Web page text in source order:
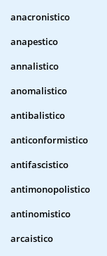
anacronistico
anapestico
annalistico
anomalistico
antibalistico
anticonformistico
antifascistico
antimonopolistico
antinomistico
arcaistico